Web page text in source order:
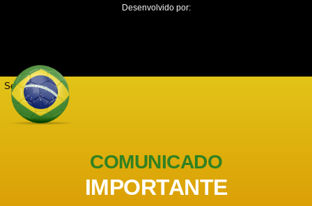
Desenvolvido por:
Seja notificado
COMUNICADO
IMPORTANTE